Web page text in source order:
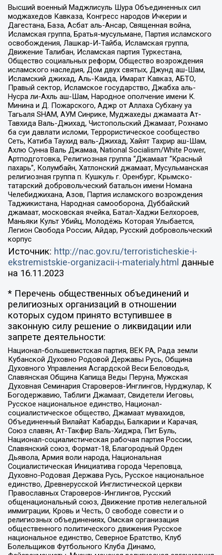
Высший военный Маджлисуль Шура Объединенных сил
моджахедов Кавказа, Конгресс народов Ичкерии и
Дагестана, База, Асбат аль-Ансар, Священная война,
Исламская группа, Братья-мусульмане, Партия исламского
освобождения, Лашкар-И-Тайба, Исламская группа,
Движение Талибан, Исламская партия Туркестана,
Общество социальных реформ, Общество возрождения
исламского наследия, Дом двух святых, Джунд аш-Шам,
Исламский джихад, Аль-Каида, Имарат Кавказ, АБТО,
Правый сектор, Исламское государство, Джабха аль-
Нусра ли-Ахль аш-Шам, Народное ополчение имени К.
Минина и Д. Пожарского, Аджр от Аллаха Субхану уа
Тагьаля SHAM, АУМ Синрике, Муджахеды джамаата Ат-
Тавхида Валь-Джихад, Чистопольский Джамаат, Рохнамо
ба суи давлати исломи, Террористическое сообщество
Сеть, Катиба Таухид валь-Джихад, Хайят Тахрир аш-Шам,
Ахлю Сунна Валь Джамаа, National Socialism/White Power,
Артподготовка, Религиозная группа “Джамаат “Красный
пахарь”, Колумбайн, Хатлонский джамаат, Мусульманская
религиозная группа п. Кушкуль г. Оренбург, Крымско-
татарский добровольческий батальон имени Номана
Челебиджихана, Азов, Партия исламского возрождения
Таджикистана, Народная самооборона, Дуббайский
джамаат, московская ячейка, Батал-Хаджи Белхороев,
Маньяки Культ Убийц, Молодёжь Которая Улыбается,
Легион Свобода России, Айдар, Русский добровольческий
корпус
Источник: http://nac.gov.ru/terroristicheskie-i-
ekstremistskie-organizacii-i-materialy.html данные
на 16.11.2023
* Перечень общественных объединений и
религиозных организаций в отношении
которых судом принято вступившее в
законную силу решение о ликвидации или
запрете деятельности:
Национал-большевистская партия, ВЕК РА, Рада земли
Кубанской Духовно Родовой Державы Русь, Община
Духовного Управления Асгардской Веси Беловодья,
Славянская Община Капища Веды Перуна, Мужская
Духовная Семинария Староверов-Инглингов, Нурджулар, К
Богодержавию, Таблиги Джамаат, Свидетели Иеговы,
Русское национальное единство, Национал-
социалистическое общество, Джамаат мувахидов,
Объединенный Вилайат Кабарды, Балкарии и Карачая,
Союз славян, Ат-Такфир Валь-Хиджра, Пит Буль,
Национал-социалистическая рабочая партия России,
Славянский союз, Формат-18, Благородный Орден
Дьявола, Армия воли народа, Национальная
Социалистическая Инициатива города Череповца,
Духовно-Родовая Держава Русь, Русское национальное
единство, Древнерусской Инглистической церкви
Православных Староверов-Инглингов, Русский
общенациональный союз, Движение против нелегальной
иммиграции, Кровь и Честь, О свободе совести и о
религиозных объединениях, Омская организация
общественного политического движения Русское
национальное единство, Северное Братство, Клуб
Болельщиков Футбольного Клуба Динамо,